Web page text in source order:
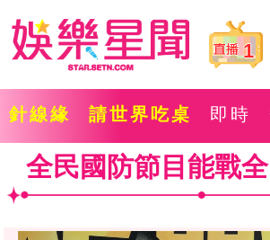
1
針線緣 請世界吃桌 即時
全民國防節目能戰